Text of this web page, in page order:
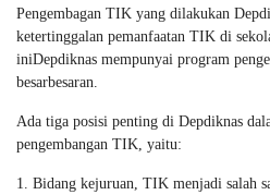
Pengembagan TIK yang dilakukan
ketertinggalan pemanfaatan TIK di
iniDepdiknas mempunyai program
besarbesaran.
Ada tiga posisi penting di Depdiknas
pengembangan TIK, yaitu:
Bidang kejuruan, TIK menjadi salah